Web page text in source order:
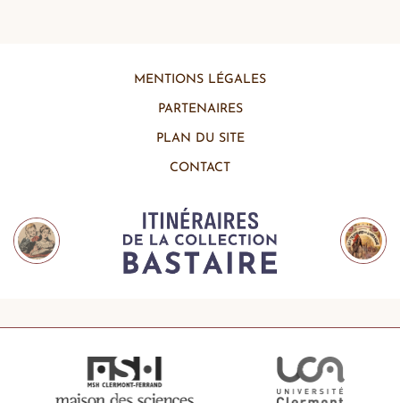
MENTIONS LÉGALES
PARTENAIRES
PLAN DU SITE
CONTACT